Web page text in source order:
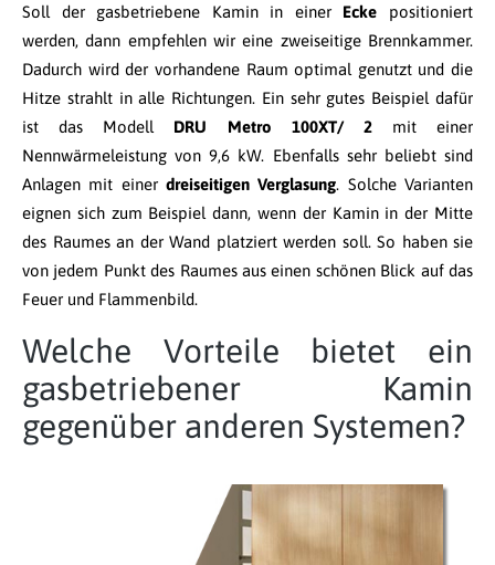
Soll der gasbetriebene Kamin in einer Ecke positioniert
werden, dann empfehlen wir eine zweiseitige Brennkammer.
Dadurch wird der vorhandene Raum optimal genutzt und die
Hitze strahlt in alle Richtungen. Ein sehr gutes Beispiel dafür
ist das Modell DRU Metro 100XT/ 2mit einer
Nennwärmeleistung von 9,6 kW. Ebenfalls sehr beliebt sind
Anlagen mit einer dreiseitigen Verglasung. Solche Varianten
eignen sich zum Beispiel dann, wenn der Kamin in der Mitte
des Raumes an der Wand platziert werden soll. So haben sie
von jedem Punkt des Raumes aus einen schönen Blick auf das
Feuer und Flammenbild.
Welche Vorteile bietet ein
gasbetriebener Kamin
gegenüber anderen Systemen?